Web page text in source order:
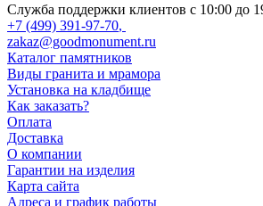
Служба поддержки клиентов с 10:00 до
+7 (499) 391-97-70,
zakaz@goodmonument.ru
Каталог памятников
Виды гранита и мрамора
Установка на кладбище
Как заказать?
Оплата
Доставка
О компании
Гарантии на изделия
Карта сайта
Адреса и график работы